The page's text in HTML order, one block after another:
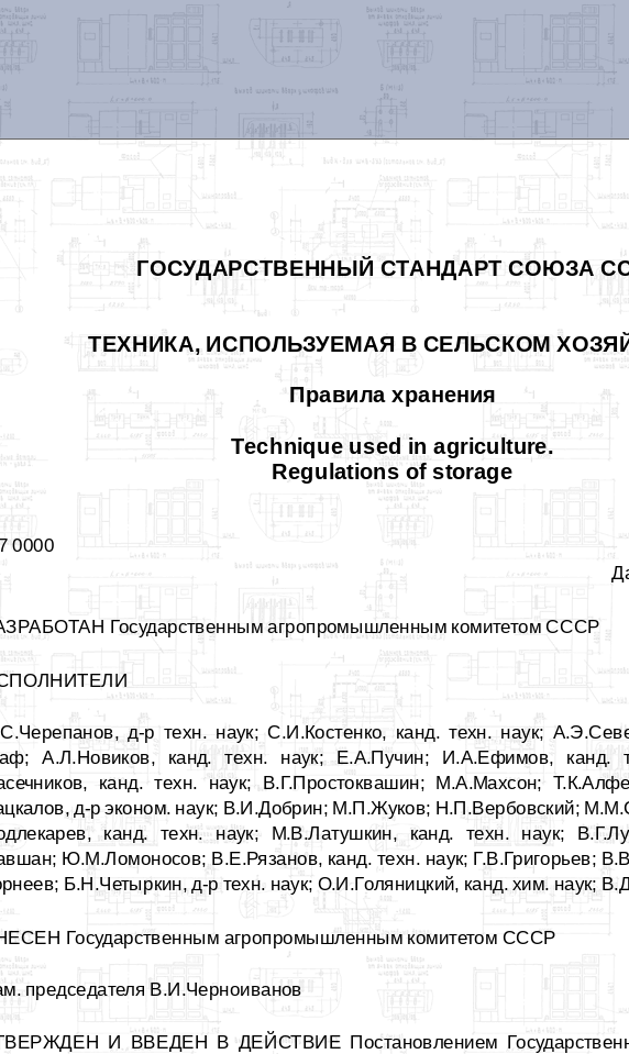
ГОСУДАРСТВЕННЫЙ СТАНДАРТ СОЮЗА
ТЕХНИКА, ИСПОЛЬЗУЕМАЯ В СЕЛЬСКОМ
Правила хранения
Technique used in agriculture.
Regulations of storage
0000
Государственным агропромышленным комитетом СССР
д-р техн. наук; С.И.Костенко, канд. техн. наук;
А.Л.Новиков, канд. техн. наук; Е.А.Пучин; И.А.Ефимов, канд.
канд. техн. наук; В.Г.Простоквашин; М.А.Махсон;
д-р эконом. наук; В.И.Добрин; М.П.Жуков; Н.П.Вербовский;
канд. техн. наук; М.В.Латушкин, канд. техн. наук;
Ю.М.Ломоносов; В.Е.Рязанов, канд. техн. наук; Г.В.Григорьев;
Б.Н.Четыркин, д-р техн. наук; О.И.Голяницкий, канд. хим. наук;
Государственным агропромышленным комитетом СССР
председателя В.И.Черноиванов
И ВВЕДЕН В ДЕЙСТВИЕ Постановлением